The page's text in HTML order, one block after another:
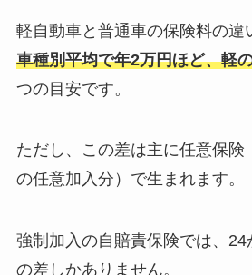
軽自動車と普通車の保険料の違
車種別平均で年2万円ほど、軽
つの目安です。
ただし、この差は主に任意保険
の任意加入分）で生まれます。
強制加入の自賠責保険では、24
の差しかありません。